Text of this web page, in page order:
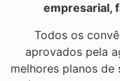
empresarial,
Todos os
aprovados pela
melhores planos de